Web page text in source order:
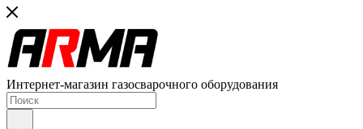
Интернет-магазин газосварочного оборудования